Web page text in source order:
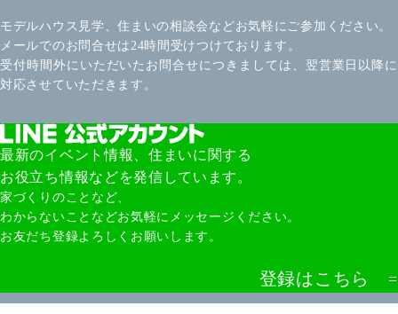
モデルハウス見学、住まいの相談会などお気軽にご参加ください。
メールでのお問合せは24時間受けつけております。
受付時間外にいただいたお問合せにつきましては、翌営業日以降に
対応させていただきます。
最新のイベント情報、住まいに関する
お役立ち情報などを発信しています。
家づくりのことなど、
わからないことなどお気軽にメッセージください。
お友だち登録よろしくお願いします。
登録はこちら